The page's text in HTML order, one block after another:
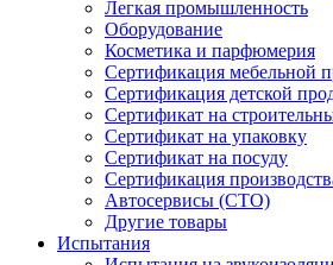
Легкая промышленность
Оборудование
Косметика и парфюмерия
Сертификация мебельной
Сертификация детской
Сертификат на
Сертификат на упаковку
Сертификат на посуду
Сертификация
Автосервисы (СТО)
Другие товары
Испытания